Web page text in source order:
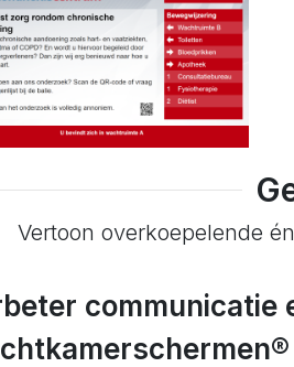
Vertoon overkoepelende
communicatie